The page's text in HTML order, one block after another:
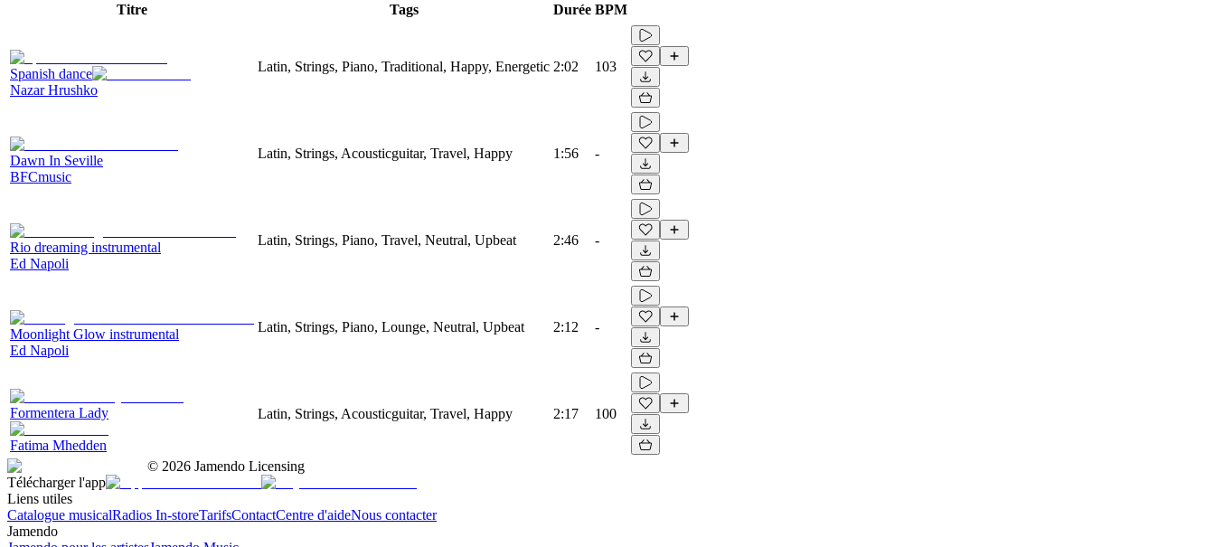
Titre Tags Durée BPM
Spanish dance
Nazar Hrushko
Latin, Strings, Piano, Traditional, Happy, Energetic 2:02 103
Dawn In Seville
BFCmusic
Latin, Strings, Acousticguitar, Travel, Happy 1:56 -
Rio dreaming instrumental
Ed Napoli
Latin, Strings, Piano, Travel, Neutral, Upbeat 2:46 -
Moonlight Glow instrumental
Ed Napoli
Latin, Strings, Piano, Lounge, Neutral, Upbeat 2:12 -
Formentera Lady
Fatima Mhedden
Latin, Strings, Acousticguitar, Travel, Happy 2:17 100
© 2026 Jamendo Licensing
Télécharger l'app
Liens utiles
Catalogue musicalRadios In-storeTarifsContactCentre d'aideNous contacter
Jamendo